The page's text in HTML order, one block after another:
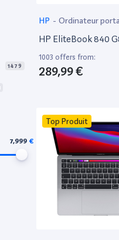
1479
7,999
HP - Ordinateur
HP EliteBook 840
1003 offers from:
289,99 €
Top Produit